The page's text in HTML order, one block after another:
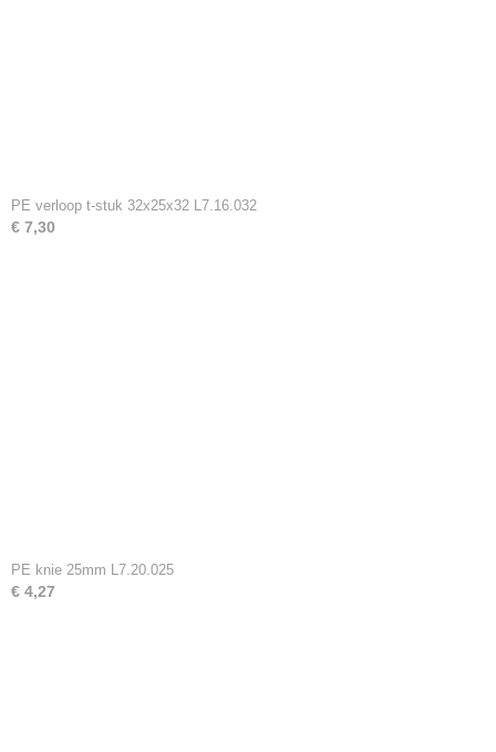
PE verloop t-stuk 32x25x32 L7.16.032
€ 7,30
PE knie 25mm L7.20.025
€ 4,27